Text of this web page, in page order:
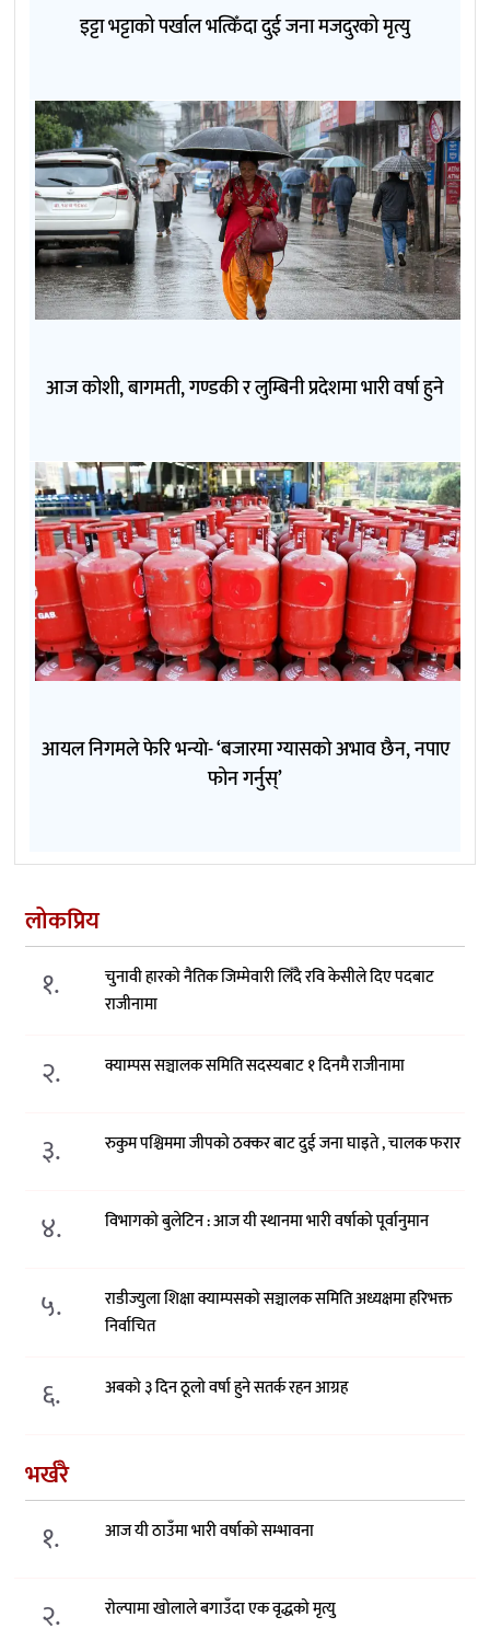
इट्टा भट्टाको पर्खाल भत्किँदा दुई जना मजदुरको मृत्यु
आज कोशी, बागमती, गण्डकी र लुम्बिनी प्रदेशमा भारी वर्षा हुने
आयल निगमले फेरि भन्याे- ‘बजारमा ग्यासको अभाव छैन, नपाए
फोन गर्नुस्’
लोकप्रिय
१.
चुनावी हारको नैतिक जिम्मेवारी लिँदै रवि केसीले दिए पदबाट
राजीनामा
२. क्याम्पस सञ्चालक समिति सदस्यबाट १ दिनमै राजीनामा
३. रुकुम पश्चिममा जीपको ठक्कर बाट दुई जना घाइते , चालक फरार
४. विभागको बुलेटिन : आज यी स्थानमा भारी वर्षाको पूर्वानुमान
५.
राडीज्युला शिक्षा क्याम्पसको सञ्चालक समिति अध्यक्षमा हरिभक्त
निर्वाचित
६. अबको ३ दिन ठूलो वर्षा हुने सतर्क रहन आग्रह
भर्खरै
१. आज यी ठाउँमा भारी वर्षाको सम्भावना
२. रोल्पामा खोलाले बगाउँदा एक वृद्धको मृत्यु